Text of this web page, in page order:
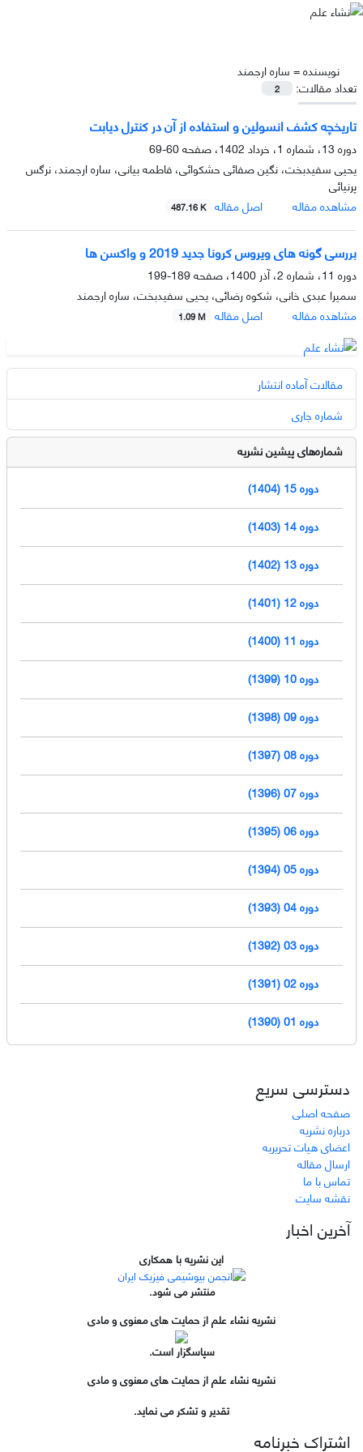
نویسنده = ساره ارجمند
تعداد مقالات:
2
تاریخچه کشف انسولین و استفاده از آن در کنترل دیابت
دوره 13، شماره 1، خرداد 1402، صفحه
60-69
یحیی سفیدبخت، نگین صفائی حشکوائی، فاطمه بیانی، ساره ارجمند، نرگس
پرنیائی
مشاهده مقاله
اصل مقاله 487.16 K
بررسی گونه های ویروس کرونا جدید 2019 و واکسن ها
دوره 11، شماره 2، آذر 1400، صفحه
189-199
سمیرا عبدی خانی، شکوه رضائی، یحیی سفیدبخت، ساره ارجمند
مشاهده مقاله
اصل مقاله 1.09 M
مقالات آماده انتشار
شماره جاری
شماره‌های پیشین نشریه
دوره 15 (1404)
دوره 14 (1403)
دوره 13 (1402)
دوره 12 (1401)
دوره 11 (1400)
دوره 10 (1399)
دوره 09 (1398)
دوره 08 (1397)
دوره 07 (1396)
دوره 06 (1395)
دوره 05 (1394)
دوره 04 (1393)
دوره 03 (1392)
دوره 02 (1391)
دوره 01 (1390)
دسترسی سریع
صفحه اصلی
درباره نشریه
اعضای هیات تحریریه
ارسال مقاله
تماس با ما
نقشه سایت
آخرین اخبار
این نشریه با همکاری
منتشر می شود.
نشریه نشاء علم از حمایت های معنوی و مادی
سپاسگزار است.
نشریه نشاء علم از حمایت های معنوی و مادی
تقدیر و تشکر می نماید.
اشتراک خبرنامه